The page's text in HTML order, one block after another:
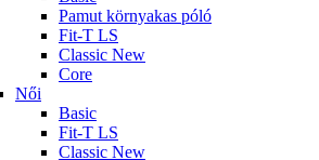
Pamut környakas póló
Fit-T LS
Classic New
Core
Női
Basic
Fit-T LS
Classic New